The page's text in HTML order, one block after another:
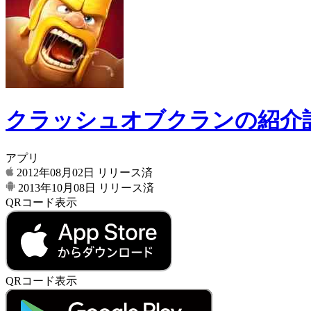
クラッシュオブクランの紹介
アプリ
2012年08月02日
リリース済
2013年10月08日
リリース済
QRコード表示
QRコード表示